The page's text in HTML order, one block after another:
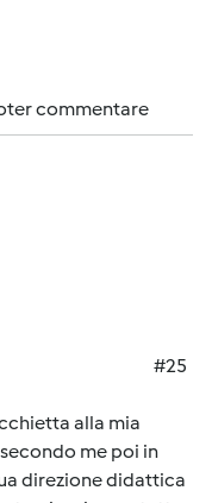
commentare
#25
alla mia
secondo me poi in
direzione didattica